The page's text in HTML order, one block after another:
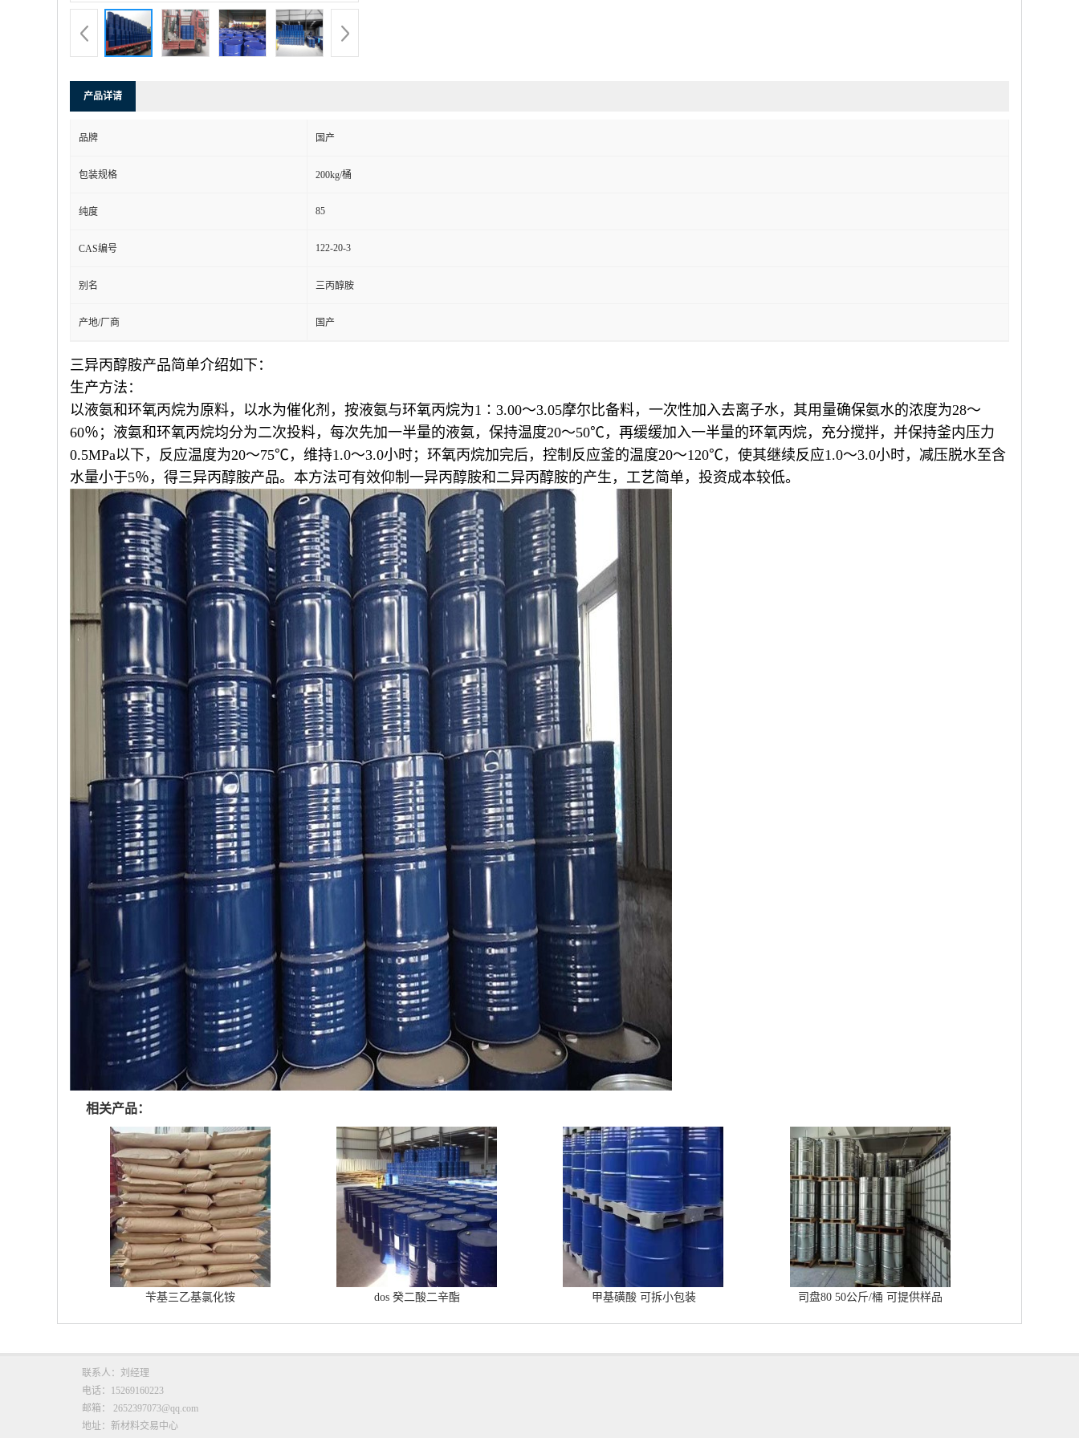
产品详请
品牌 国产
包装规格 200kg/桶
纯度 85
CAS编号 122-20-3
别名 三丙醇胺
产地/厂商 国产
三异丙醇胺产品简单介绍如下：
生产方法：
以液氨和环氧丙烷为原料，以水为催化剂，按液氨与环氧丙烷为1∶3.00～3.05摩尔比备料，一次性加入去离子水，其用量确保氨水的浓度为28～
60％；液氨和环氧丙烷均分为二次投料，每次先加一半量的液氨，保持温度20～50℃，再缓缓加入一半量的环氧丙烷，充分搅拌，并保持釜内压力
0.5MPa以下，反应温度为20～75℃，维持1.0～3.0小时；环氧丙烷加完后，控制反应釜的温度20～120℃，使其继续反应1.0～3.0小时，减压脱水至含
水量小于5％，得三异丙醇胺产品。本方法可有效仰制一异丙醇胺和二异丙醇胺的产生，工艺简单，投资成本较低。
相关产品：
苄基三乙基氯化铵 dos 癸二酸二辛酯 甲基磺酸 可拆小包装 司盘80 50公斤/桶 可提供样品
联系人：刘经理
电话：15269160223
邮箱： 2652397073@qq.com
地址：新材料交易中心